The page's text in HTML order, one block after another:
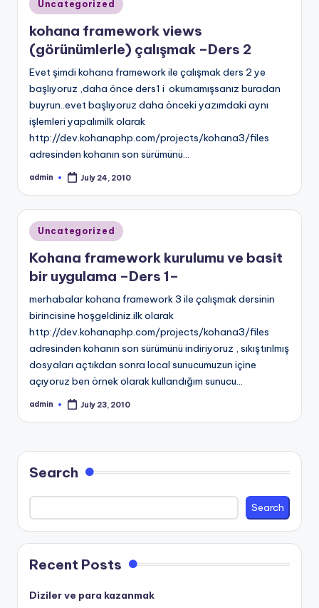
in
Uncategorized
kohana framework views
(görünümlerle) çalışmak –Ders 2
Evet şimdi kohana framework ile çalışmak ders 2 ye
başlıyoruz ,daha önce ders1 i okumamışsanız buradan
buyrun..evet başlıyoruz daha önceki yazımdaki aynı
işlemleri yapalımilk olarak
http://dev.kohanaphp.com/projects/kohana3/files
adresinden kohanın son sürümünü…
Posted
admin July 24, 2010
Posted
in
Uncategorized
Kohana framework kurulumu ve basit
bir uygulama –Ders 1–
merhabalar kohana framework 3 ile çalışmak dersinin
birincisine hoşgeldiniz.ilk olarak
http://dev.kohanaphp.com/projects/kohana3/files
adresinden kohanın son sürümünü indiriyoruz , sıkıştırılmış
dosyaları açtıkdan sonra local sunucumuzun içine
açıyoruz ben örnek olarak kullandığım sunucu…
Posted
admin July 23, 2010
Search
Search
Recent Posts
Diziler ve para kazanmak